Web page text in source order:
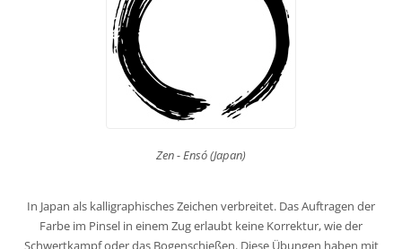
Zen - Ensó (Japan)
In Japan als kalligraphisches Zeichen verbreitet. Das Auftragen der
Farbe im Pinsel in einem Zug erlaubt keine Korrektur, wie der
Schwertkampf oder das Bogenschießen. Diese Übungen haben mit